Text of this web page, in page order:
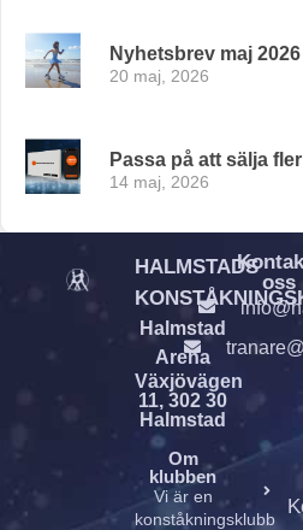
Nyhetsbrev maj 2026
20 maj, 2026
Passa på att sälja
14 maj, 2026
HALMSTADS
Halmstad
Arena
Växjövägen
11, 302 30
Halmstad
Om
klubben
Vi är en
konståkningsklubb
oss